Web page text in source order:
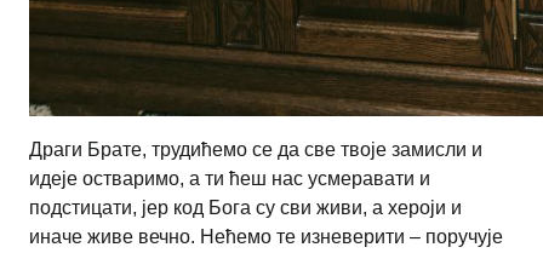
Драги Брате, трудићемо се да све твоје замисли и
идеје остваримо, а ти ћеш нас усмеравати и
подстицати, јер код Бога су сви живи, а хероји и
иначе живе вечно. Нећемо те изневерити – поручује